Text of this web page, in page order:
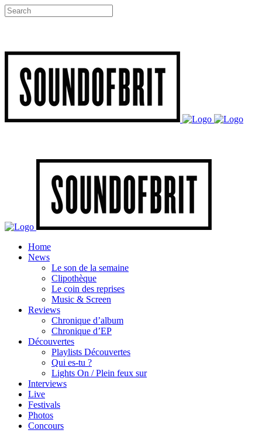
Home
News
Le son de la semaine
Clipothèque
Le coin des reprises
Music & Screen
Reviews
Chronique d’album
Chronique d’EP
Découvertes
Playlists Découvertes
Qui es-tu ?
Lights On / Plein feux sur
Interviews
Live
Festivals
Photos
Concours